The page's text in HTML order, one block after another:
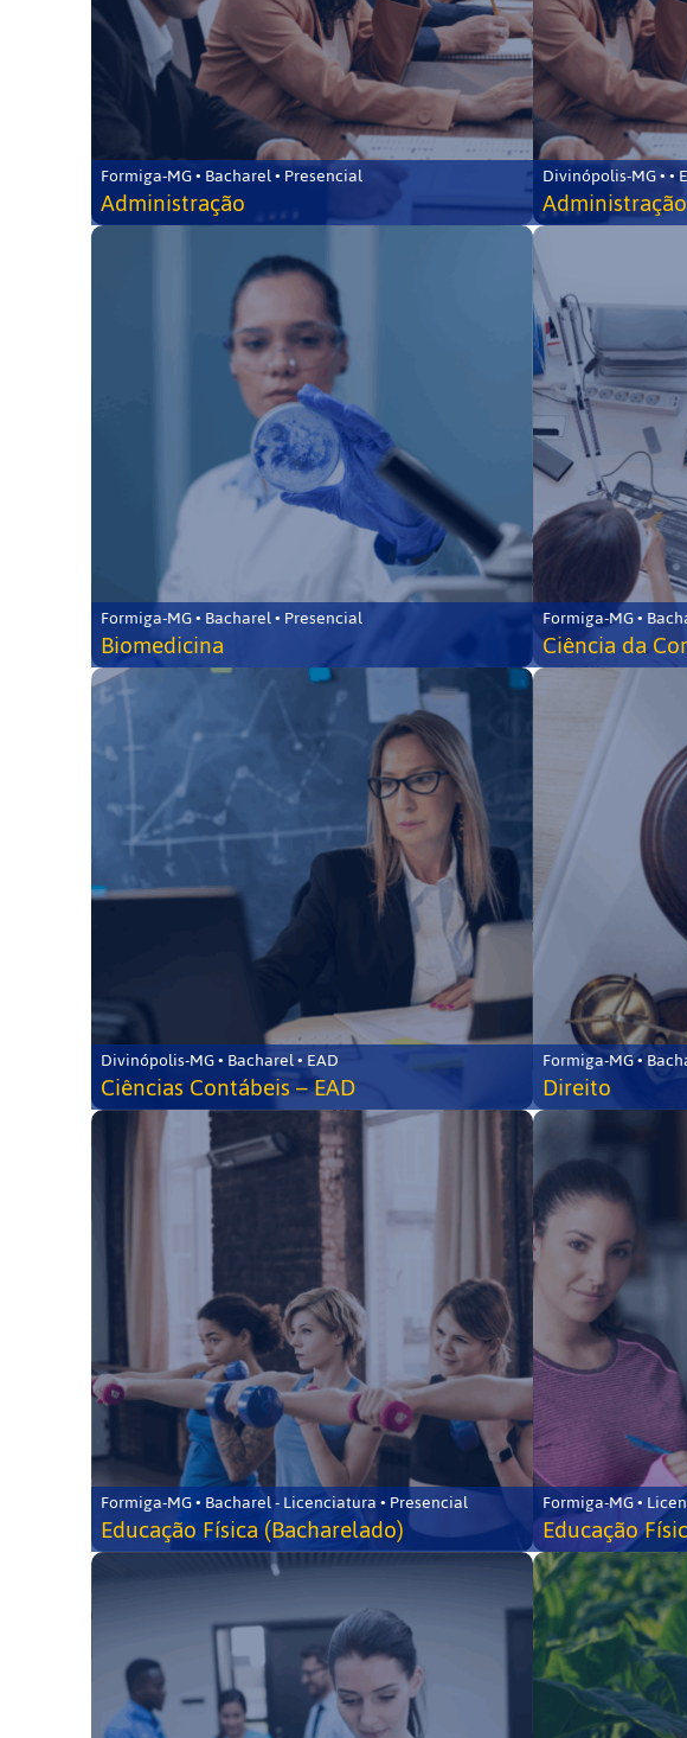
Formiga-MG • Bacharel • Presencial
Administração
Formiga-MG • Bacharel • Presencial
Biomedicina
Formiga-MG •
Ciência da
Divinópolis-MG • Bacharel • EAD
Ciências Contábeis – EAD
Formiga-MG •
Direito
Formiga-MG • Bacharel - Licenciatura • Presencial
Educação Física (Bacharelado)
Formiga-MG •
Educação